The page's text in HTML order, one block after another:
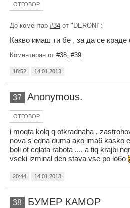
ОТГОВОР
До коментар #34 от "DERONI":
Какво имаш ти бе , за да се краде
Коментиран от #38, #39
18:52 14.01.2013
37 Anonymous.
ОТГОВОР
i moqta kolq q otkradnaha ,
nova s edna duma ako ima6 kasko
boli ot cqlata rabota .... a tiq krajbi
vseki izminal den stava vse po lo6o
20:44 14.01.2013
38 БУМЕР КАМОР